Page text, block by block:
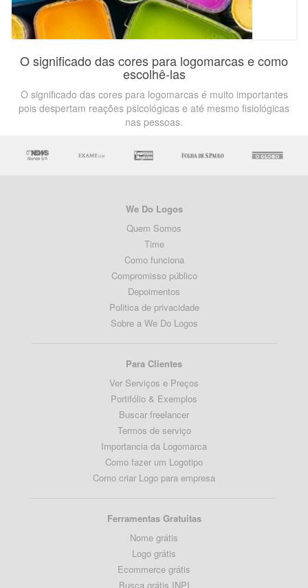
O significado das cores para logomarcas e como
escolhê-las
O significado das cores para logomarcas é muito importantes
pois despertam reações psicológicas e até mesmo fisiológicas
nas pessoas.
We Do Logos
Quem Somos
Time
Como funciona
Compromisso público
Depoimentos
Politica de privacidade
Sobre a We Do Logos
Para Clientes
Ver Serviços e Preços
Portifólio & Exemplos
Buscar freelancer
Termos de serviço
Importancia da Logomarca
Como fazer um Logotipo
Como criar Logo para empresa
Ferramentas Gratuitas
Nome grátis
Logo grátis
Ecommerce grátis
Busca grátis INPI